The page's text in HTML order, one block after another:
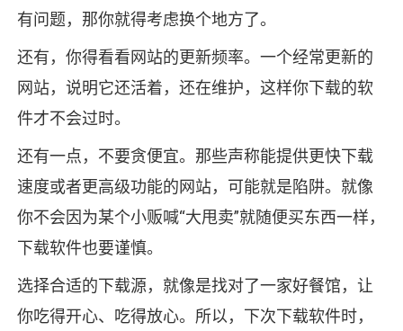
有问题，那你就得考虑换个地方了。
还有，你得看看网站的更新频率。一个经常更新的
网站，说明它还活着，还在维护，这样你下载的软
件才不会过时。
还有一点，不要贪便宜。那些声称能提供更快下载
速度或者更高级功能的网站，可能就是陷阱。就像
你不会因为某个小贩喊“大甩卖”就随便买东西一样，
下载软件也要谨慎。
选择合适的下载源，就像是找对了一家好餐馆，让
你吃得开心、吃得放心。所以，下次下载软件时，